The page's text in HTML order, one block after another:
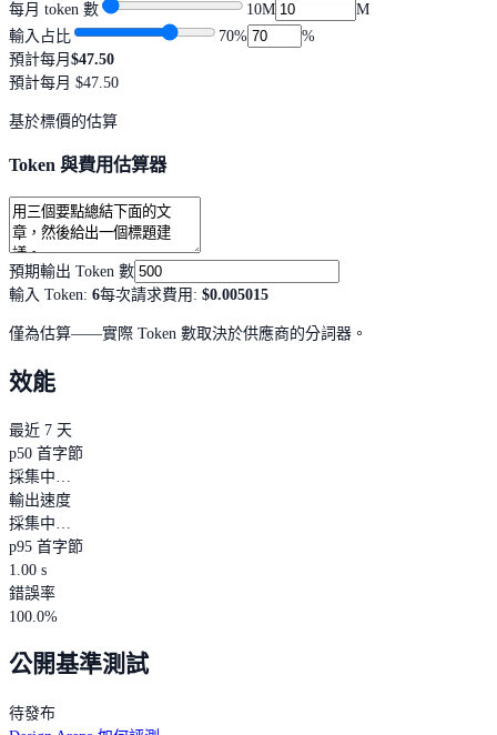
每月 token 數 10M
M
輸入占比
70%
%
預計每月 $47.50
預計每月 $47.50
基於標價的估算
Token 與費用估算器
預期輸出 Token 數
輸入 Token: 6每次請求費用 : $0.005015
僅為估算——實際 Token 數取決於供應商的分詞器。
效能
最近 7 天
p50 首字節
採集中…
輸出速度
採集中…
p95 首字節
1.00 s
錯誤率
100.0%
公開基準測試
待發布